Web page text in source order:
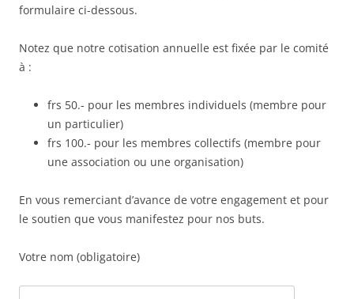
formulaire ci-dessous.
Notez que notre cotisation annuelle est fixée par le comité
à :
frs 50.- pour les membres individuels (membre pour
un particulier)
frs 100.- pour les membres collectifs (membre pour
une association ou une organisation)
En vous remerciant d’avance de votre engagement et pour
le soutien que vous manifestez pour nos buts.
Votre nom (obligatoire)